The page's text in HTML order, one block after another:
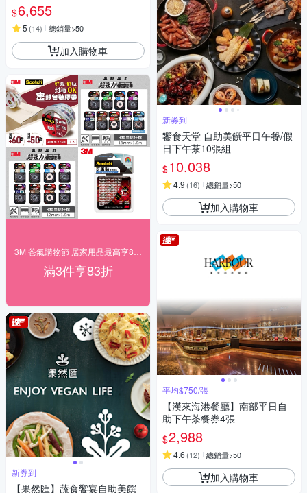
$6,655
5 (14) 總銷量>50
加入購物車
滿3件享83折
新券到
【果然匯】蔬食饗宴自助美饌
新券到
饗食天堂 自助美饌平日午餐/假
日下午茶10張組
$10,038
4.9 (16) 總銷量>50
加入購物車
平均$750/張
【漢來海港餐廳】南部平日自
助下午茶餐券4張
$2,988
4.6 (12) 總銷量>50
加入購物車